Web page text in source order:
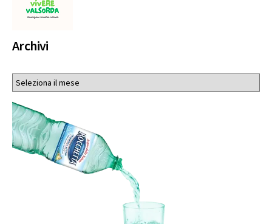
Archivi
Archivi